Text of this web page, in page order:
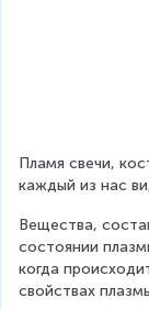
Пламя свечи,
каждый из нас
Вещества,
состоянии
когда
свойствах